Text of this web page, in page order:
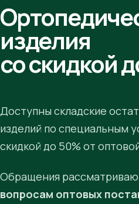
изделия
со скидкой
Доступны складские
изделий по специальным
скидкой до 50% от
Обращения
вопросам оптовых